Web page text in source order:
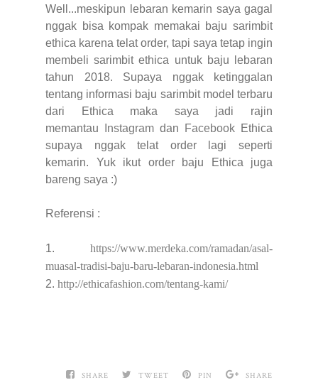
Well...meskipun lebaran kemarin saya gagal
nggak bisa kompak memakai baju sarimbit
ethica karena telat order, tapi saya tetap ingin
membeli sarimbit ethica untuk baju lebaran
tahun 2018. Supaya nggak ketinggalan
tentang informasi baju sarimbit model terbaru
dari Ethica maka saya jadi rajin
memantau
Instagram dan Facebook Ethica
supaya nggak telat order lagi seperti
kemarin. Yuk ikut order baju Ethica juga
bareng saya :)
Referensi :
1. https://www.merdeka.com/ramadan/asal-
muasal-tradisi-baju-baru-lebaran-indonesia.html
2. http://ethicafashion.com/tentang-kami/
SHARE TWEET PIN SHARE